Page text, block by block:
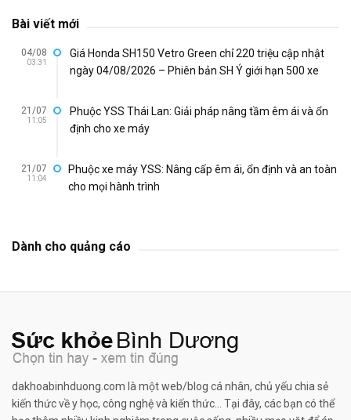
Bài viết mới
04/08
03:31
Giá Honda SH150 Vetro Green chỉ 220 triệu cập nhật
ngày 04/08/2026 – Phiên bản SH Ý giới hạn 500 xe
21/07
11:05
Phuộc YSS Thái Lan: Giải pháp nâng tầm êm ái và ổn
định cho xe máy
21/07
11:04
Phuộc xe máy YSS: Nâng cấp êm ái, ổn định và an toàn
cho mọi hành trình
Dành cho quảng cáo
dakhoabinhduong.com là một web/blog cá nhân, chủ yếu chia sẻ
kiến thức về y học, công nghệ và kiến thức... Tại đây, các bạn có thể